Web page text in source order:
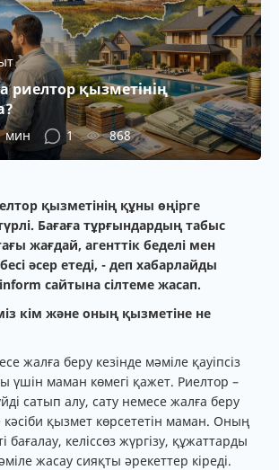
риелтор қызметінің
мин 1 868
қызметінің құны өңірге
Бағаға тұрғындардың табыс
жағдай, агенттік беделі мен
әсер етеді, - деп хабарлайды
сайтына сілтеме жасап.
кім және оның қызметіне не
жалға беру кезінде мәміле қауіпсіз
үшін маман көмегі қажет. Риелтор –
сатып алу, сату немесе жалға беру
кәсіби қызмет көрсететін маман. Оның
бағалау, келіссөз жүргізу, құжаттарды
жасау сияқты әрекеттер кіреді.